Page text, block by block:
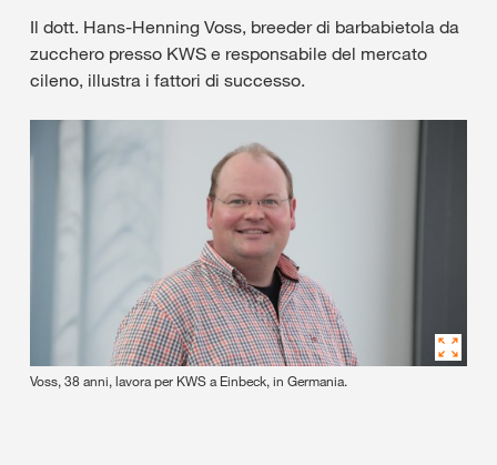
Il dott. Hans-Henning Voss, breeder di barbabietola da
zucchero presso KWS e responsabile del mercato
cileno, illustra i fattori di successo.
Voss, 38 anni, lavora per KWS a Einbeck, in Germania.